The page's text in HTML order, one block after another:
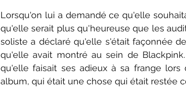
Lorsqu'on lui a demandé ce qu'elle
qu'elle serait plus qu'heureuse que les
soliste a déclaré qu'elle s'était façonnée
qu'elle avait montré au sein de
qu'elle faisait ses adieux à sa frange
album, qui était une chose qui était restée